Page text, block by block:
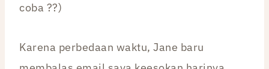
coba ??)
Karena perbedaan waktu, Jane baru